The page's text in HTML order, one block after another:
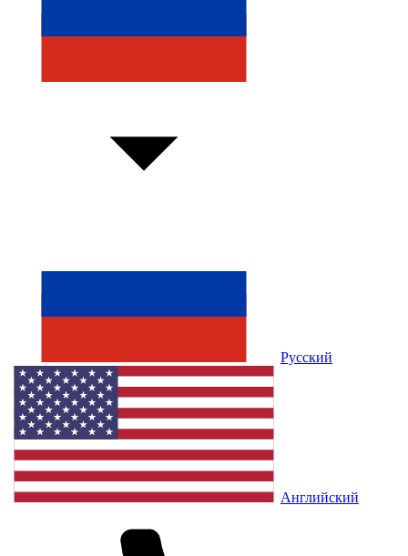
Русский
Английский